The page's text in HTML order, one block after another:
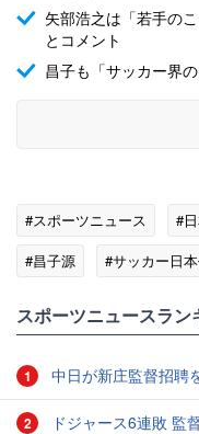
矢部浩之は「若手の
とコメント
昌子も「サッカー界
#スポーツニュース #
#昌子源
#サッカー日
スポーツニュースラン
1 中日が新庄監督招聘
2 ドジャース6連敗 監